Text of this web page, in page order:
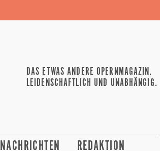
DAS ETWAS ANDERE OPERNMAGAZIN.
LEIDENSCHAFTLICH UND UNABHÄNGIG.
NACHRICHTEN REDAKTION